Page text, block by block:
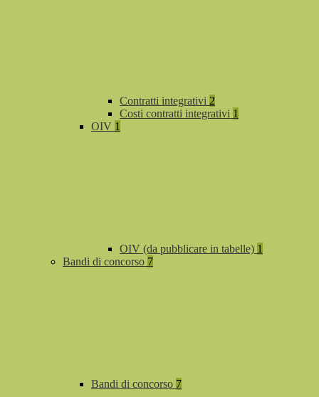
Contratti integrativi 2
Costi contratti integrativi 1
OIV 1
OIV (da pubblicare in tabelle) 1
Bandi di concorso 7
Bandi di concorso 7